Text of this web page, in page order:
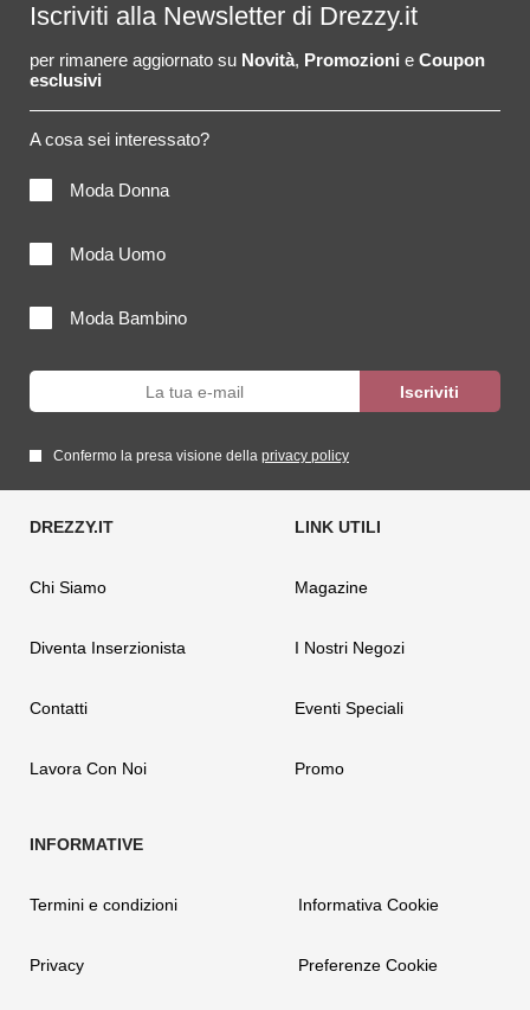
Iscriviti alla Newsletter di Drezzy.it
per rimanere aggiornato su Novità, Promozioni e Coupon
esclusivi
A cosa sei interessato?
Moda Donna
Moda Uomo
Moda Bambino
Confermo la presa visione della privacy policy
Chi Siamo
Diventa Inserzionista
Contatti
Lavora Con Noi
Magazine
I Nostri Negozi
Eventi Speciali
Promo
Termini e condizioni
Privacy
Informativa Cookie
Preferenze Cookie